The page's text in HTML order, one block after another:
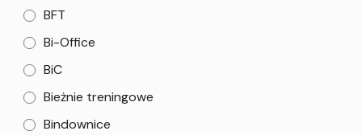
BFT
Bi-Office
BiC
Bieżnie treningowe
Bindownice